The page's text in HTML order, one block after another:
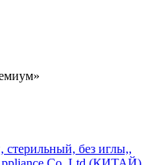
без иглы,,